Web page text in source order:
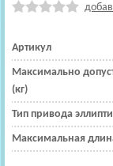
Артикул
Максимально
(кг)
Тип привода
Максимальная